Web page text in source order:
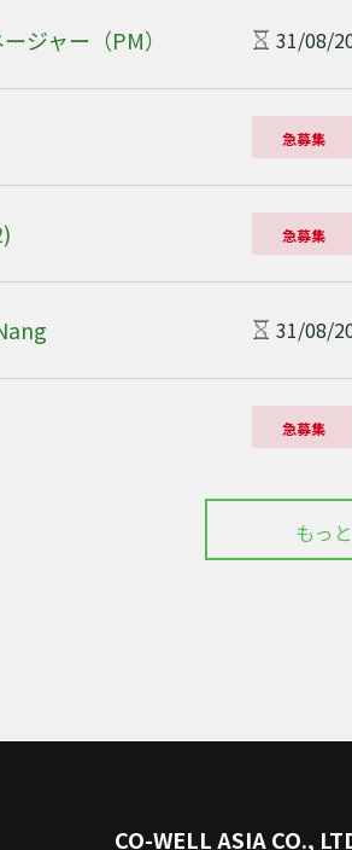
ジャー（PM） 31/08/
急募集
急募集
31/08/
急募集
もっ
CO-WELL ASIA CO.,